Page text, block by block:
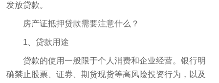
发放贷款。
房产证抵押贷款需要注意什么？
1、贷款用途
贷款的使用一般限于个人消费和企业经营。银行明
确禁止股票、证券、期货现货等高风险投资行为，以及